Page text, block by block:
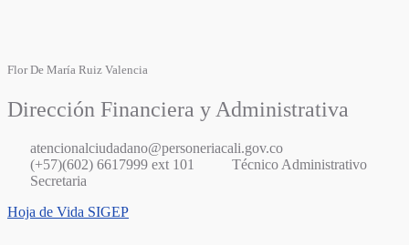
Flor De María Ruiz Valencia
Dirección Financiera y Administrativa
atencionalciudadano@personeriacali.gov.co
(+57)(602) 6617999 ext 101
Técnico Administrativo
Secretaria
Hoja de Vida SIGEP